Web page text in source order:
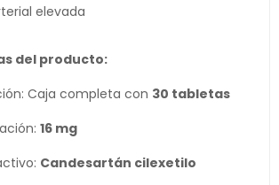
elevada
del producto:
Caja completa con 30 tabletas
16 mg
Candesartán cilexetilo